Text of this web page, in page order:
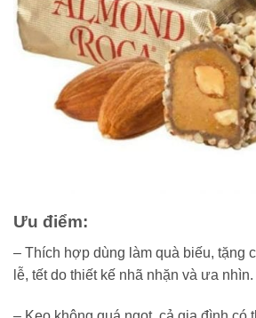
Ưu điểm:
– Thích hợp dùng làm quà biếu, tặng
lễ, tết do thiết kế nhã nhặn và ưa nhìn.